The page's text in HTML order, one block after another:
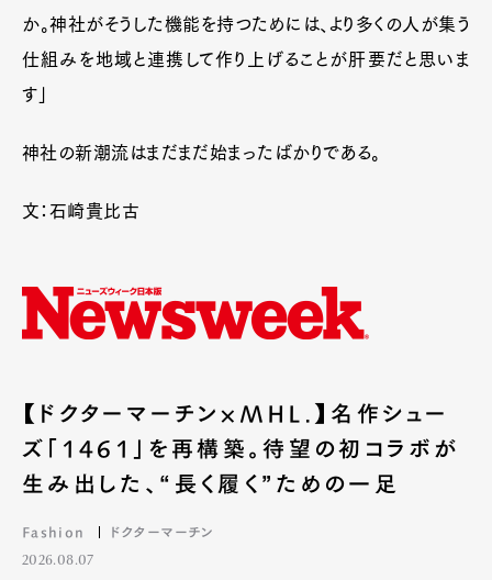
か。神社がそうした機能を持つためには、より多くの人が集う
仕組みを地域と連携して作り上げることが肝要だと思いま
す」
神社の新潮流はまだまだ始まったばかりである。
文：石崎貴比古
【ドクターマーチン×MHL.】名作シュー
ズ「1461」を再構築。待望の初コラボが
生み出した、“長く履く”ための一足
Fashion ドクターマーチン
2026.08.07